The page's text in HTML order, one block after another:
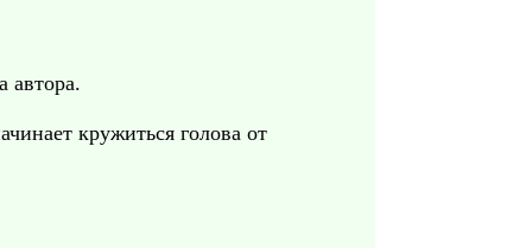
автора.
кружиться голова от